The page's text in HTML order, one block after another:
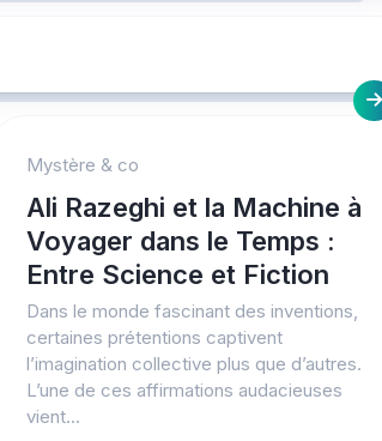
Mystère & co
Ali Razeghi et la Machine à
Voyager dans le Temps :
Entre Science et Fiction
Dans le monde fascinant des inventions,
certaines prétentions captivent
l’imagination collective plus que d’autres.
L’une de ces affirmations audacieuses
vient...